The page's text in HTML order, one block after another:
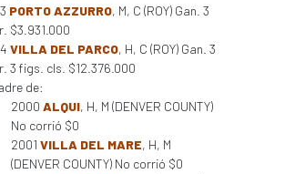
PORTO AZZURRO, M, C (ROY) Gan. 3
$3.931.000
VILLA DEL PARCO, H, C (ROY) Gan. 3
3 figs. cls. $12.376.000
de:
2000 ALQUI, H, M (DENVER COUNTY)
No corrió $0
2001 VILLA DEL MARE, H, M
(DENVER COUNTY) No corrió $0